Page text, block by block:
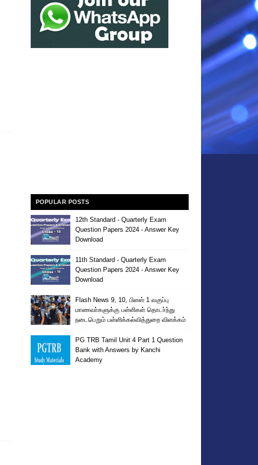
POPULAR POSTS
12th Standard - Quarterly Exam
Question Papers 2024 - Answer Key
Download
11th Standard - Quarterly Exam
Question Papers 2024 - Answer Key
Download
Flash News 9, 10, பிளஸ் 1 வகுப்பு
மாணவா்களுக்கு பள்ளிகள் தொடா்ந்து
நடைபெறும் பள்ளிக்கல்வித்துறை விளக்கம்
PG TRB Tamil Unit 4 Part 1 Question
Bank with Answers by Kanchi
Academy